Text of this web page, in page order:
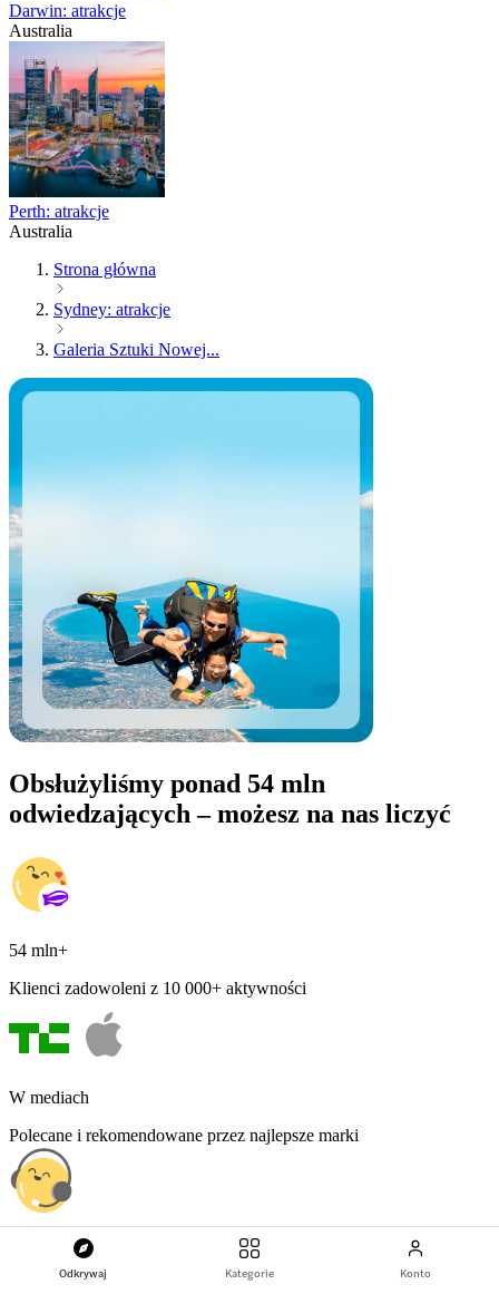
Odkrywaj Kategorie Konto
Darwin: atrakcje
Australia
Perth: atrakcje
Australia
Strona główna
Sydney: atrakcje
Galeria Sztuki Nowej...
Obsłużyliśmy ponad 54 mln
odwiedzających – możesz na nas liczyć
54 mln+
Klienci zadowoleni z 10 000+ aktywności
W mediach
Polecane i rekomendowane przez najlepsze marki
Centrum pomocy 24/7
Masz pytanie? Czatuj na żywo z lokalnymi ekspertami, gdzie chcesz